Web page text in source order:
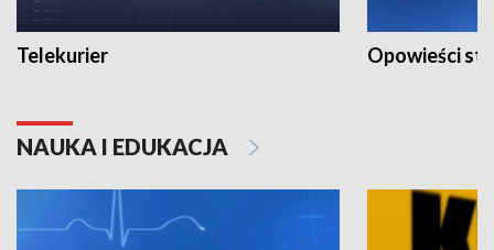
Telekurier Opowieści
NAUKA I EDUKACJA